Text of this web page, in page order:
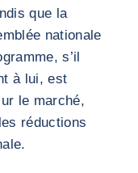
que la
nationale
s’il
à lui, est
le marché,
réductions